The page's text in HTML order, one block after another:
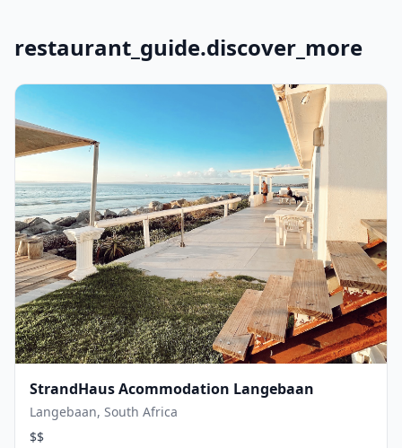
restaurant_guide.discover_more
StrandHaus Acommodation Langebaan
Langebaan, South Africa
$$